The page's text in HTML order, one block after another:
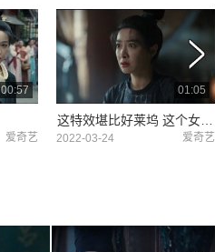
00:57
爱奇艺
01:05
2022-03-24 爱奇艺